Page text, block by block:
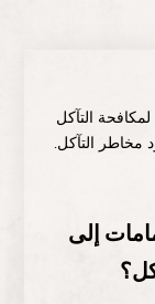
التآكل
مخاطر التآكل.
إلى